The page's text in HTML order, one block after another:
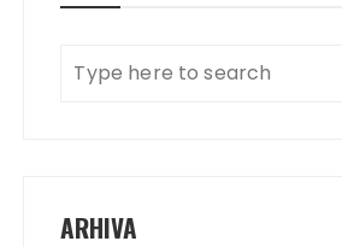
ARHIVA